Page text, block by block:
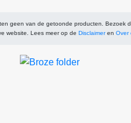
geen van de getoonde producten. Bezoek
website. Lees meer op de Disclaimeren Over